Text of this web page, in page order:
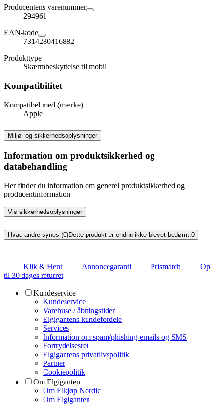
Producentens varenummer
294961
EAN-kode
7314280416882
Produkttype
Skærmbeskyttelse til mobil
Kompatibilitet
Kompatibel med (mærke)
Apple
Miljø- og sikkerhedsoplysninger
Information om produktsikkerhed og
databehandling
Her finder du information om generel produktsikkerhed og
producentinformation
Vis sikkerhedsoplysninger
Hvad andre synes (0)Dette produkt er endnu ikke blevet bedømt. 0
Klik & Hent Annoncegaranti Prismatch
Op
til 30 dages returret
Kundeservice
Kundeservice
Varehuse / åbningstider
Elgigantens kundefordele
Services
Information om spam/phishing-emails og SMS
Fortrydelsesret
Elgigantens privatlivspolitik
Partner
Cookiepolitik
Om Elgiganten
Om Elkjøp Nordic
Om Elgiganten